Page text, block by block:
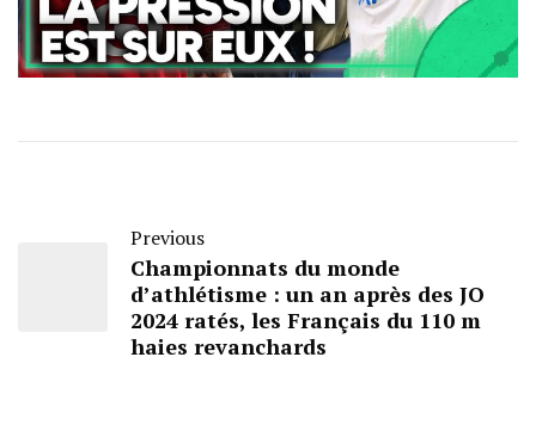
Previous
Championnats du monde
d’athlétisme : un an après des JO
2024 ratés, les Français du 110 m
haies revanchards